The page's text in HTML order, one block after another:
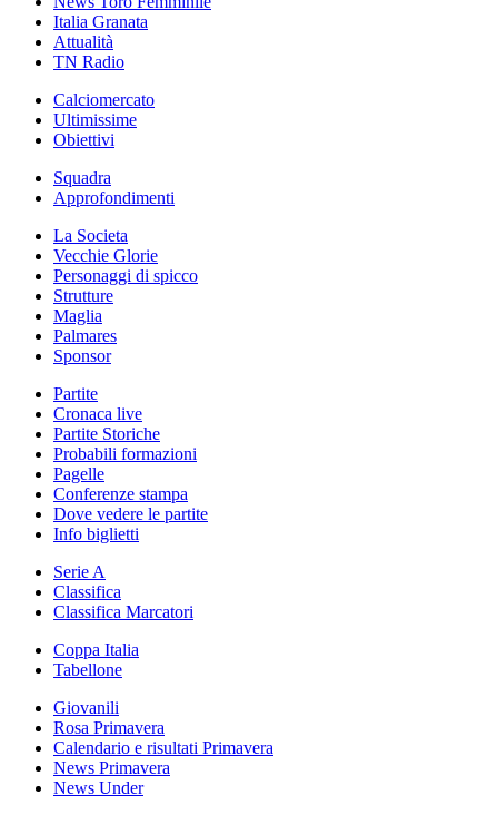
Italia Granata
Attualità
TN Radio
Calciomercato
Ultimissime
Obiettivi
Squadra
Approfondimenti
La Societa
Vecchie Glorie
Personaggi di spicco
Strutture
Maglia
Palmares
Sponsor
Partite
Cronaca live
Partite Storiche
Probabili formazioni
Pagelle
Conferenze stampa
Dove vedere le partite
Info biglietti
Serie A
Classifica
Classifica Marcatori
Coppa Italia
Tabellone
Giovanili
Rosa Primavera
Calendario e risultati Primavera
News Primavera
News Under